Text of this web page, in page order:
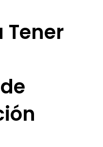
Tener